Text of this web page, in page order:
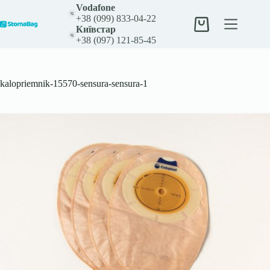
вмісту
Vodafone
+38 (099) 833-04-22
Київстар
+38 (097) 121-85-45
Кошик
kalopriemnik-15570-sensura-sensura-1